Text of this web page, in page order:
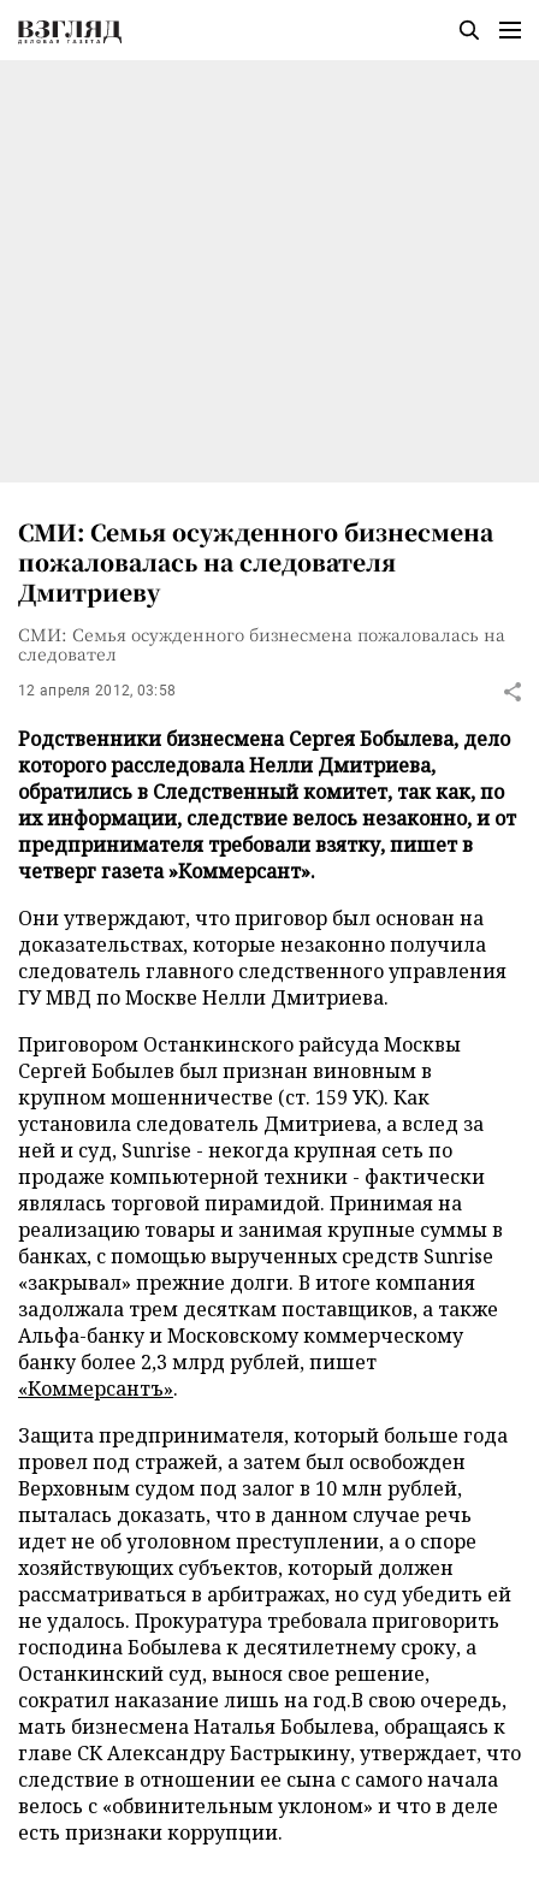
СМИ: Семья осужденного бизнесмена
пожаловалась на следователя
Дмитриеву
СМИ: Семья осужденного бизнесмена пожаловалась на
следовател
12 апреля 2012, 03:58
Родственники бизнесмена Сергея Бобылева, дело
которого расследовала Нелли Дмитриева,
обратились в Следственный комитет, так как, по
их информации, следствие велось незаконно, и от
предпринимателя требовали взятку, пишет в
четверг газета »Коммерсант».
Они утверждают, что приговор был основан на
доказательствах, которые незаконно получила
следователь главного следственного управления
ГУ МВД по Москве Нелли Дмитриева.
Приговором Останкинского райсуда Москвы
Сергей Бобылев был признан виновным в
крупном мошенничестве (ст. 159 УК). Как
установила следователь Дмитриева, а вслед за
ней и суд, Sunrise - некогда крупная сеть по
продаже компьютерной техники - фактически
являлась торговой пирамидой. Принимая на
реализацию товары и занимая крупные суммы в
банках, с помощью вырученных средств Sunrise
«закрывал» прежние долги. В итоге компания
задолжала трем десяткам поставщиков, а также
Альфа-банку и Московскому коммерческому
банку более 2,3 млрд рублей, пишет
«Коммерсантъ».
Защита предпринимателя, который больше года
провел под стражей, а затем был освобожден
Верховным судом под залог в 10 млн рублей,
пыталась доказать, что в данном случае речь
идет не об уголовном преступлении, а о споре
хозяйствующих субъектов, который должен
рассматриваться в арбитражах, но суд убедить ей
не удалось. Прокуратура требовала приговорить
господина Бобылева к десятилетнему сроку, а
Останкинский суд, вынося свое решение,
сократил наказание лишь на год.В свою очередь,
мать бизнесмена Наталья Бобылева, обращаясь к
главе СК Александру Бастрыкину, утверждает, что
следствие в отношении ее сына с самого начала
велось с «обвинительным уклоном» и что в деле
есть признаки коррупции.